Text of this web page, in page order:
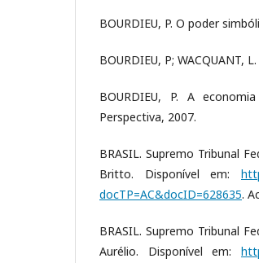
BOURDIEU, P. O poder
BOURDIEU, P; WACQUANT,
BOURDIEU, P. A
Perspectiva, 2007.
BRASIL. Supremo Tribunal
Britto. Disponível em:
docTP=AC&docID=628635.
BRASIL. Supremo Tribunal
Aurélio. Disponível em: